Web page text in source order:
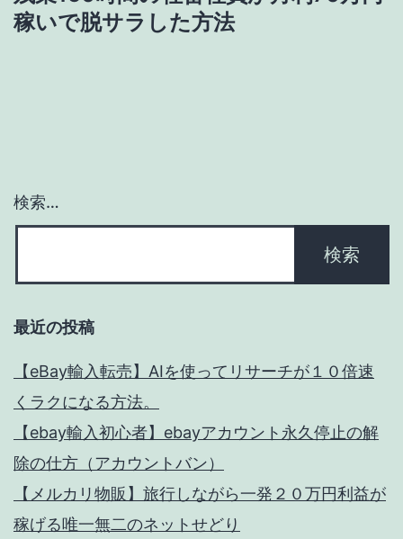
稼いで脱サラした方法
検索…
最近の投稿
【eBay輸入転売】AIを使ってリサーチが１０倍速
くラクになる方法。
【ebay輸入初心者】ebayアカウント永久停止の解
除の仕方（アカウントバン）
【メルカリ物販】旅行しながら一発２０万円利益が
稼げる唯一無二のネットせどり